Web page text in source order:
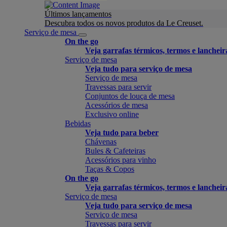
Últimos lançamentos
Descubra todos os novos produtos da Le Creuset.
Serviço de mesa
On the go
Veja garrafas térmicos, termos e
Serviço de mesa
Veja tudo para serviço de mesa
Serviço de mesa
Travessas para servir
Conjuntos de louça de mesa
Acessórios de mesa
Exclusivo online
Bebidas
Veja tudo para beber
Chávenas
Bules & Cafeteiras
Acessórios para vinho
Taças & Copos
On the go
Veja garrafas térmicos, termos e
Serviço de mesa
Veja tudo para serviço de mesa
Serviço de mesa
Travessas para servir